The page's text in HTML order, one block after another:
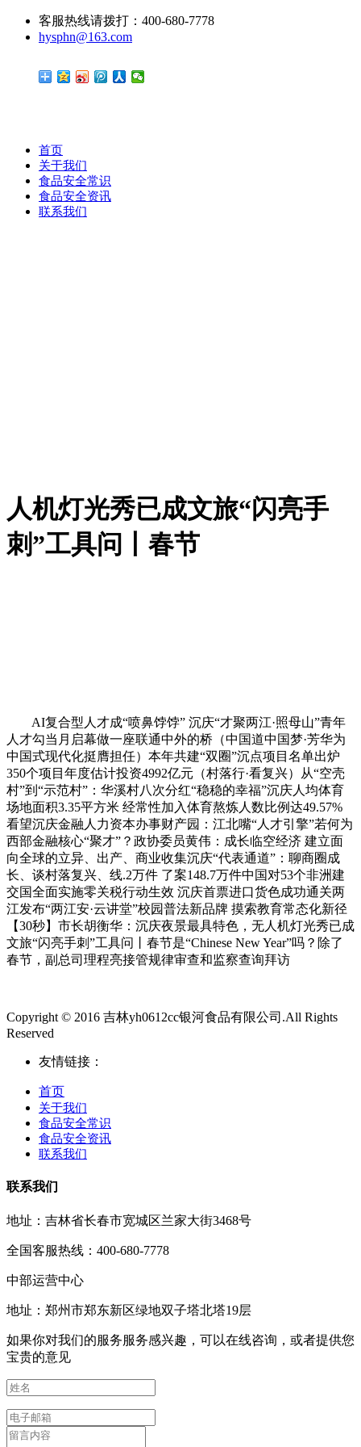
客服热线请拨打：400-680-7778
hysphn@163.com
首页
关于我们
食品安全常识
食品安全资讯
联系我们
人机灯光秀已成文旅“闪亮手
刺”工具问丨春节
AI复合型人才成“喷鼻饽饽” 沉庆“才聚两江·照母山”青年
人才勾当月启幕做一座联通中外的桥（中国道中国梦·芳华为
中国式现代化挺膺担任）本年共建“双圈”沉点项目名单出炉
350个项目年度估计投资4992亿元（村落行·看复兴）从“空壳
村”到“示范村”：华溪村八次分红“稳稳的幸福”沉庆人均体育
场地面积3.35平方米 经常性加入体育熬炼人数比例达49.57%
看望沉庆金融人力资本办事财产园：江北嘴“人才引擎”若何为
西部金融核心“聚才”？政协委员黄伟：成长临空经济 建立面
向全球的立异、出产、商业收集沉庆“代表通道”：聊商圈成
长、谈村落复兴、线.2万件 了案148.7万件中国对53个非洲建
交国全面实施零关税行动生效 沉庆首票进口货色成功通关两
江发布“两江安·云讲堂”校园普法新品牌 摸索教育常态化新径
【30秒】市长胡衡华：沉庆夜景最具特色，无人机灯光秀已成
文旅“闪亮手刺”工具问丨春节是“Chinese New Year”吗？除了
春节，副总司理程亮接管规律审查和监察查询拜访
Copyright © 2016 吉林yh0612cc银河食品有限公司.All Rights
Reserved
友情链接：
首页
关于我们
食品安全常识
食品安全资讯
联系我们
联系我们
地址：吉林省长春市宽城区兰家大街3468号
全国客服热线：400-680-7778
中部运营中心
地址：郑州市郑东新区绿地双子塔北塔19层
如果你对我们的服务服务感兴趣，可以在线咨询，或者提供您
宝贵的意见